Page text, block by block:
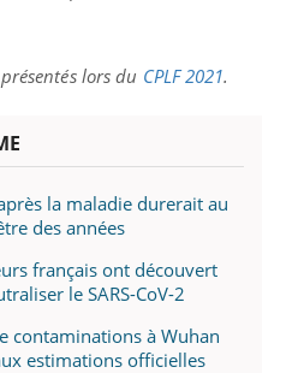
lors du CPLF 2021.
la maladie durerait au
des années
français ont découvert
le SARS-CoV-2
contaminations à Wuhan
estimations officielles